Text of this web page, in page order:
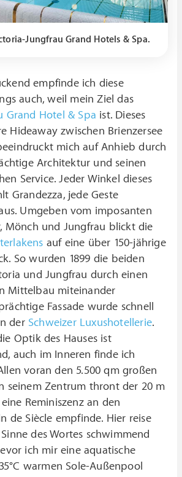
Jungfrau Grand Hotels & Spa.
empfinde ich diese
auch, weil mein Ziel das
Grand Hotel & Spa ist. Dieses
Hideaway zwischen Brienzersee
mich auf Anhieb durch
Architektur und seinen
Service. Jeder Winkel dieses
Grandezza, jede Geste
Umgeben vom imposanten
Mönch und Jungfrau blickt die
auf eine über 150-jährige
So wurden 1899 die beiden
und Jungfrau durch einen
Mittelbau miteinander
Fassade wurde schnell
der Schweizer Luxushotellerie.
Optik des Hauses ist
auch im Inneren finde ich
voran den 5.500 qm großen
seinem Zentrum thront der 20 m
Reminiszenz an den
de Siècle empfinde. Hier reise
des Wortes schwimmend
ich mir eine aquatische
warmen Sole-Außenpool